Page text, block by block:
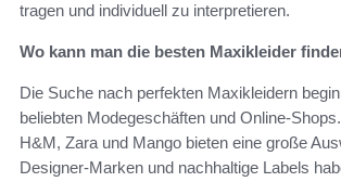
tragen und individuell zu interpretieren.
Wo kann man die besten Maxikleider
Die Suche nach perfekten Maxikleidern
beliebten Modegeschäften und Online-
H&M, Zara und Mango bieten eine große
Designer-Marken und nachhaltige Labels